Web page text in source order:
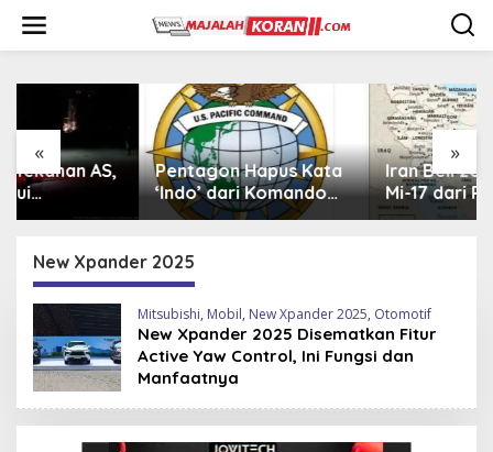
w
« »
Pentagon Hapus Kata
‘Indo’ dari Komando
Indo-Pasifik,
Iran Beli 20 Helikopter
Mi-17 dari Rusia,
Perkuat Armada Udara
New Xpander 2025
Mitsubishi, Mobil, New Xpander 2025, Otomotif
New Xpander 2025 Disematkan Fitur
Active Yaw Control, Ini Fungsi dan
Manfaatnya